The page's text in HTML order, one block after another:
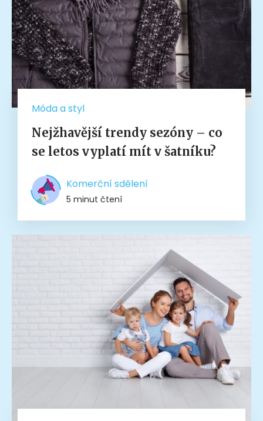
Móda a styl
Nejžhavější trendy sezóny – co
se letos vyplatí mít v šatníku?
Komerční sdělení
5 minut čtení